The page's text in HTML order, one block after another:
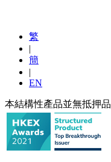
繁
|
簡
|
EN
本結構性產品並無抵押品